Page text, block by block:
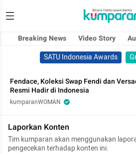
Breaking News Video Story
SATU Indonesia Awards
Fendace, Koleksi Swap Fendi dan
Resmi Hadir di Indonesia
kumparanWOMAN
Laporkan Konten
Tim kumparan akan menggunakan
pengecekan terhadap konten ini.